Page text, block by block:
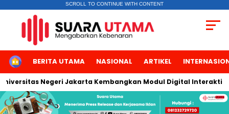
SCROLL TO CONTINUE WITH CONTENT
HOMEBERITA UTAMA NASIONAL ARTIKEL
Negeri Jakarta Kembangkan Modul Digital Interaktif